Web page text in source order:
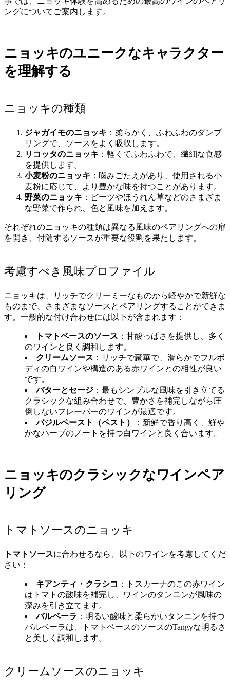
ングについてご案内します。
ニョッキのユニークなキャラクター
を理解する
ニョッキの種類
ジャガイモのニョッキ ：柔らかく、ふわふわのダンプ
リングで、ソースをよく吸収します。
リコッタのニョッキ ：軽くてふわふわで、繊細な食感
を提供します。
小麦粉のニョッキ ：噛みごたえがあり、使用される小
麦粉に応じて、より豊かな味を持つことがあります。
野菜のニョッキ ：ビーツやほうれん草などのさまざま
な野菜で作られ、色と風味を加えます。
それぞれのニョッキの種類は異なる風味のペアリングへの扉
を開き、付随するソースが重要な役割を果たします。
考慮すべき風味プロファイル
ニョッキは、リッチでクリーミーなものから軽やかで新鮮な
ものまで、さまざまなソースとペアリングすることができま
す。一般的な付け合わせには以下が含まれます：
トマトベースのソース ：甘酸っぱさを提供し、多く
のワインと良く調和します。
クリームソース ：リッチで豪華で、滑らかでフルボ
ディの白ワインや構造のある赤ワインとの相性が良い
です。
バターとセージ ：最もシンプルな風味を引き立てる
クラシックな組み合わせで、豊かさを補完しながら圧
倒しないフレーバーのワインが最適です。
バジルペースト（ペスト）
：新鮮で香り高く、鮮や
かなハーブのノートを持つ白ワインと良く合います。
ニョッキのクラシックなワインペア
リング
トマトソースのニョッキ
トマトソースに合わせるなら、以下のワインを考慮してくだ
さい：
キアンティ・クラシコ ：トスカーナのこの赤ワイン
はトマトの酸味を補完し、ワインのタンニンが風味の
深みを引き立てます。
バルベーラ ：明るい酸味と柔らかいタンニンを持つ
バルベーラは、トマトベースのソースのTangyな明るさ
と美しく調和します。
クリームソースのニョッキ